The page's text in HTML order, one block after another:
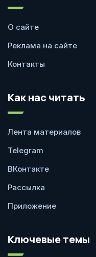
О сайте
Реклама на сайте
Контакты
Как нас читать
Лента материалов
Telegram
ВКонтакте
Рассылка
Приложение
Ключевые темы